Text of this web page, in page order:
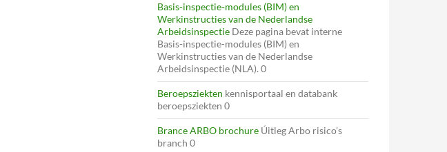
Basis-inspectie-modules (BIM) en
Werkinstructies van de Nederlandse
Arbeidsinspectie Deze pagina bevat interne
Basis-inspectie-modules (BIM) en
Werkinstructies van de Nederlandse
Arbeidsinspectie (NLA). 0
Beroepsziekten kennisportaal en databank
beroepsziekten 0
Brance ARBO brochure Úitleg Arbo risico’s
branch 0